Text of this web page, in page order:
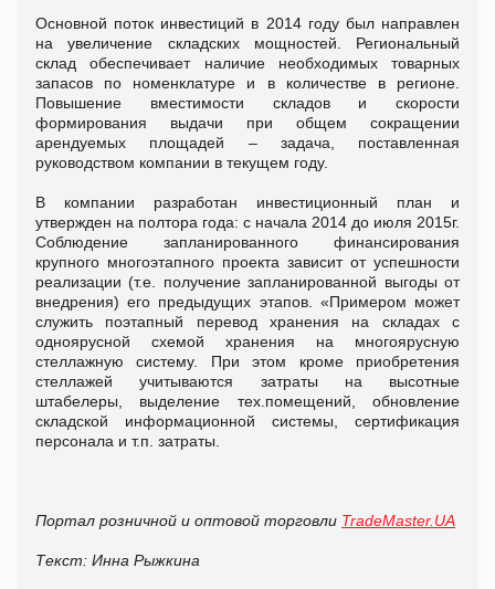
Основной поток инвестиций в 2014 году был направлен
на увеличение складских мощностей. Региональный
склад обеспечивает наличие необходимых товарных
запасов по номенклатуре и в количестве в регионе.
Повышение вместимости складов и скорости
формирования выдачи при общем сокращении
арендуемых площадей – задача, поставленная
руководством компании в текущем году.
В компании разработан инвестиционный план и
утвержден на полтора года: с начала 2014 до июля 2015г.
Соблюдение запланированного финансирования
крупного многоэтапного проекта зависит от успешности
реализации (т.е. получение запланированной выгоды от
внедрения) его предыдущих этапов. «Примером может
служить поэтапный перевод хранения на складах с
одноярусной схемой хранения на многоярусную
стеллажную систему. При этом кроме приобретения
стеллажей учитываются затраты на высотные
штабелеры, выделение тех.помещений, обновление
складской информационной системы, сертификация
персонала и т.п. затраты.
Портал розничной и оптовой торговли TradeMaster.UA
Текст: Инна Рыжкина